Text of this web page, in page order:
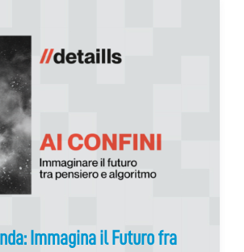
Immagina il Futuro fra